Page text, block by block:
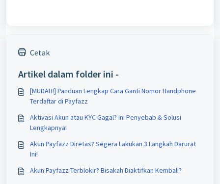
Cetak
Artikel dalam folder ini -
[MUDAH!] Panduan Lengkap Cara Ganti Nomor Handphone
Terdaftar di Payfazz
Aktivasi Akun atau KYC Gagal? Ini Penyebab & Solusi
Lengkapnya!
Akun Payfazz Diretas? Segera Lakukan 3 Langkah Darurat
Ini!
Akun Payfazz Terblokir? Bisakah Diaktifkan Kembali?